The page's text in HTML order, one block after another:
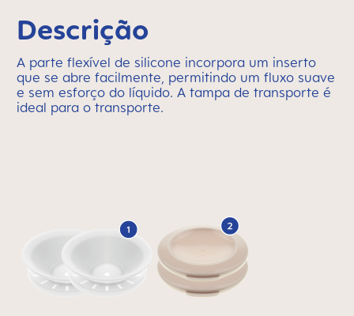
Descrição
A parte flexível de silicone incorpora um inserto
que se abre facilmente, permitindo um fluxo suave
e sem esforço do líquido. A tampa de transporte é
ideal para o transporte.